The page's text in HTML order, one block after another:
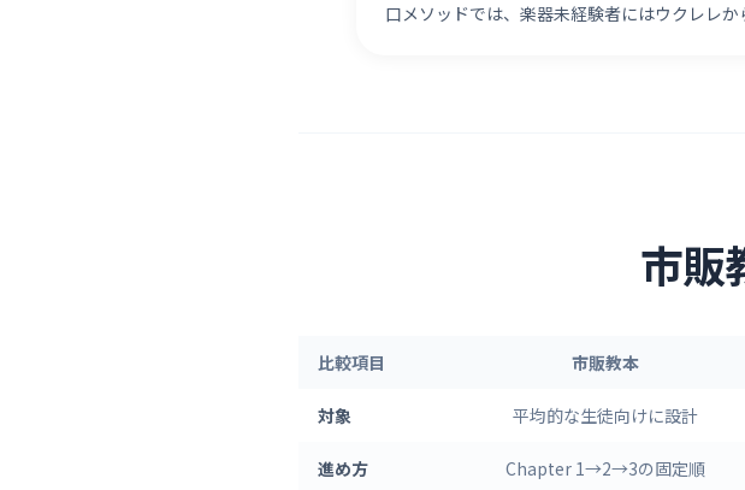
口メソッドでは、楽器未経験者にはウクレレか
市販
比較項目 市販教本
対象 平均的な生徒向けに設計
進め方 Chapter 1→2→3の固定順